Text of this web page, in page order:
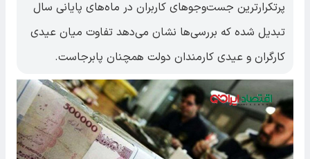
پرتکرارترین جست‌وجوهای کاربران در ماه‌های پایانی سال
تبدیل شده که بررسی‌ها نشان می‌دهد تفاوت میان عیدی
کارگران و عیدی کارمندان دولت همچنان پابرجاست.